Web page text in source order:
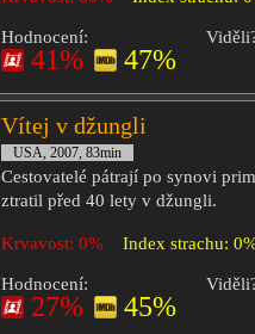
Hodnocení:
41% 47%
Vítej v džungli
USA, 2007, 83min
Cestovatelé pátrají po synovi
ztratil před 40 lety v džungli.
Krvavost: 0% Index strachu:
Hodnocení:
27% 45%